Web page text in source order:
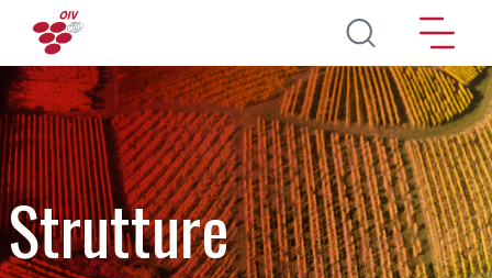
Salta al contenuto principale
Strutture